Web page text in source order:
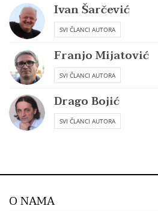
Ivan Šarčević
SVI ČLANCI AUTORA
Franjo Mijatović
SVI ČLANCI AUTORA
Drago Bojić
SVI ČLANCI AUTORA
O NAMA